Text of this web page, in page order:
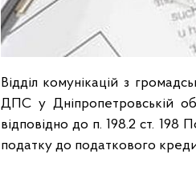
Відділ комунікацій з
ДПС у Дніпропетровській
відповідно до п. 198.2 ст.
податку до податкового